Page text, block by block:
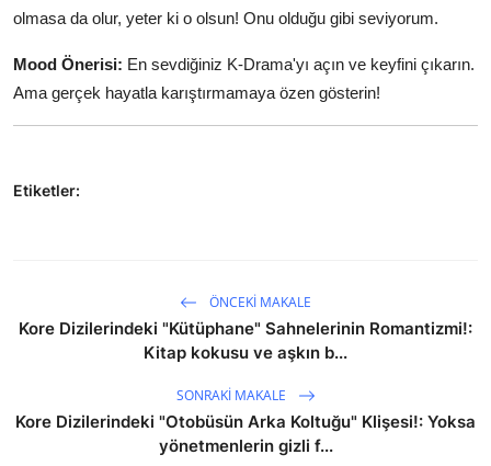
olmasa da olur, yeter ki o olsun! Onu olduğu gibi seviyorum.
Mood Önerisi: En sevdiğiniz K-Drama'yı açın ve keyfini çıkarın.
Ama gerçek hayatla karıştırmamaya özen gösterin!
Etiketler:
ÖNCEKI MAKALE
Kore Dizilerindeki "Kütüphane" Sahnelerinin Romantizmi!:
Kitap kokusu ve aşkın b...
SONRAKI MAKALE
Kore Dizilerindeki "Otobüsün Arka Koltuğu" Klişesi!: Yoksa
yönetmenlerin gizli f...